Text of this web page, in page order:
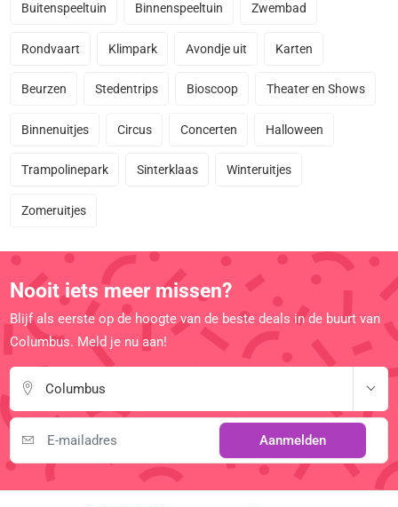
Buitenspeeltuin Binnenspeeltuin Zwembad
Rondvaart Klimpark Avondje uit Karten
Beurzen Stedentrips Bioscoop Theater en Shows
Binnenuitjes Circus Concerten Halloween
Trampolinepark Sinterklaas Winteruitjes
Zomeruitjes
Nooit iets meer missen?
Blijf als eerste op de hoogte van de beste deals in de buurt van
Columbus. Meld je nu aan!
Columbus
Aanmelden